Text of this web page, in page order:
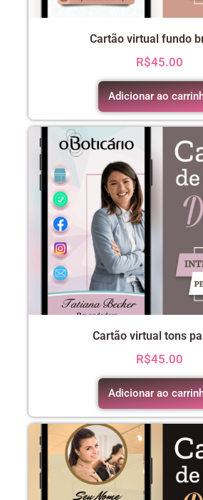
Cartão virtual fundo
R$45.00
Adicionar ao
Cartão virtual tons
R$45.00
Adicionar ao